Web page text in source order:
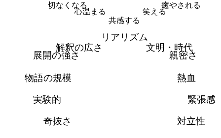
癒やされる
笑える
共感する
心温まる
切なくなる
リアリズム
文明・時代
親密さ
熱血
緊張感
対立性
奇抜さ
実験的
物語の規模
展開の強さ
解釈の広さ